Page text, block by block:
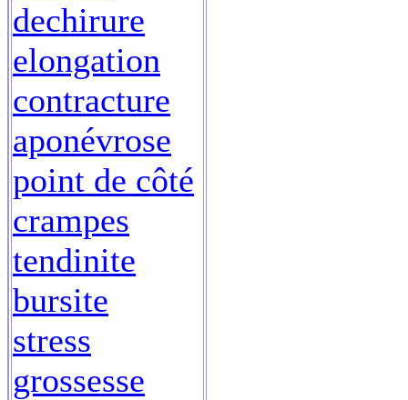
dechirure
elongation
contracture
aponévrose
point de côté
crampes
tendinite
bursite
stress
grossesse